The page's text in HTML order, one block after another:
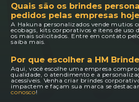
Quais são os brindes
pedidos pelas empresas
A Hakuna personalizados vende mutios
ecobags, kits corporativos e itens de uso
os mais solicitados. Entre em contato
saiba mais.
Por que escolher a HM
Aqui, você escolhe uma empresa
qualidade, o atendimento e a
acessíveis. Venha criar brindes
impactem e façam sua marca se
conosco!